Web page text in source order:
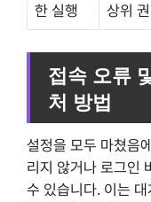
한 실행
상위
접속 오류
처 방법
설정을 모두 마쳤음
리지 않거나 로그인
수 있습니다. 이는